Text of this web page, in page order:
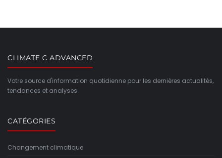
CLIMATE C ADVANCED
Votre source d'information quotidienne pour les dernières actualités,
tendances et analyses.
CATÉGORIES
Changement climatique